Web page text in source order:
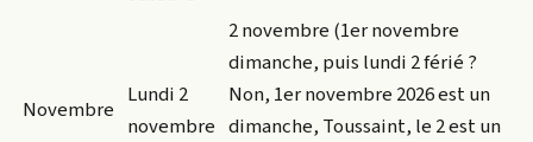
Novembre
Lundi 2
novembre
2 novembre (1er novembre
dimanche, puis lundi 2 férié ?
Non, 1er novembre 2026 est un
dimanche, Toussaint, le 2 est un